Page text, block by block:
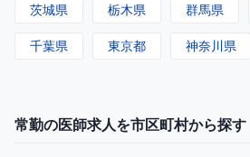
茨城県 栃木県 群馬県
千葉県 東京都 神奈川県
常勤の医師求人を市区町村から探す